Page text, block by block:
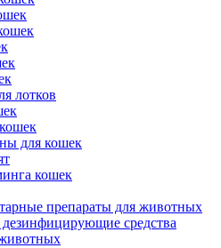
лотков
для кошек
кошек
препараты для животных
средства